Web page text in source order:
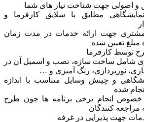
و اصولی جهت شناخت نیاز های شما
مطابق با سلایق کارفرما و
مشتری جهت ارائه خدمات در مدت زمان
تعیین شده
توسط کارفرما
شامل ساخت سازه، نصب و اسمبل آن در
نورپردازی، رنگ آمیزی و …
و چینش وسایل متناسب با اندازه
شده
خصوص انجام برخی برنامه ها چون طرح
مراجعه کنندگان
جهت پذیرایی در غرفه